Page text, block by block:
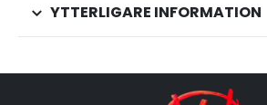
YTTERLIGARE INFORMATION